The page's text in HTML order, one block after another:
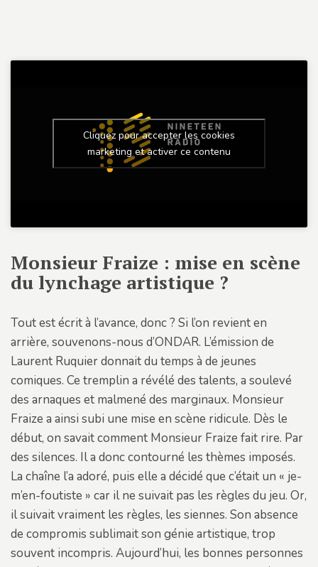
Cliquez pour accepter les cookies
marketing et activer ce contenu
Monsieur Fraize : mise en scène
du lynchage artistique ?
Tout est écrit à l’avance, donc ? Si l’on revient en
arrière, souvenons-nous d’ONDAR. L’émission de
Laurent Ruquier donnait du temps à de jeunes
comiques. Ce tremplin a révélé des talents, a soulevé
des arnaques et malmené des marginaux. Monsieur
Fraize a ainsi subi une mise en scène ridicule. Dès le
début, on savait comment Monsieur Fraize fait rire. Par
des silences. Il a donc contourné les thèmes imposés.
La chaîne l’a adoré, puis elle a décidé que c’était un « je-
m’en-foutiste » car il ne suivait pas les règles du jeu. Or,
il suivait vraiment les règles, les siennes. Son absence
de compromis sublimait son génie artistique, trop
souvent incompris. Aujourd’hui, les bonnes personnes